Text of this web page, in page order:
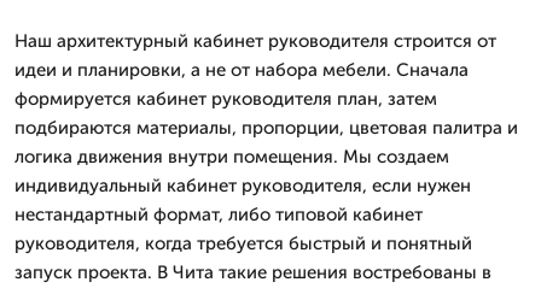
Наш архитектурный кабинет руководителя строится от
идеи и планировки, а не от набора мебели. Сначала
формируется кабинет руководителя план, затем
подбираются материалы, пропорции, цветовая палитра и
логика движения внутри помещения. Мы создаем
индивидуальный кабинет руководителя, если нужен
нестандартный формат, либо типовой кабинет
руководителя, когда требуется быстрый и понятный
запуск проекта. В Чита такие решения востребованы в